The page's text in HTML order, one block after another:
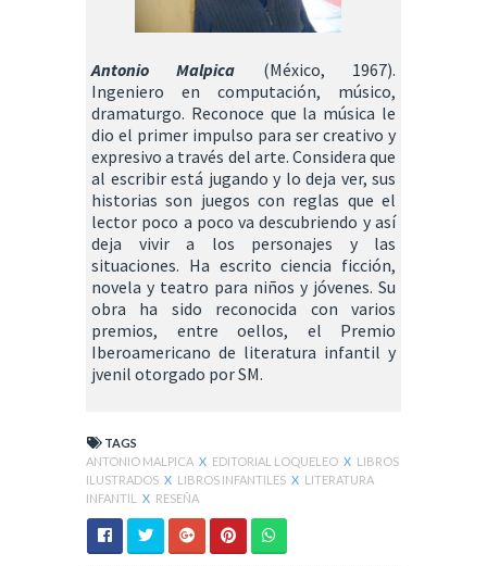
Antonio Malpica (México, 1967).
Ingeniero en computación, músico,
dramaturgo. Reconoce que la música le
dio el primer impulso para ser creativo y
expresivo a través del arte. Considera que
al escribir está jugando y lo deja ver, sus
historias son juegos con reglas que el
lector poco a poco va descubriendo y así
deja vivir a los personajes y las
situaciones. Ha escrito ciencia ficción,
novela y teatro para niños y jóvenes. Su
obra ha sido reconocida con varios
premios, entre oellos, el Premio
Iberoamericano de literatura infantil y
jvenil otorgado por SM.
TAGS
ANTONIO MALPICA X EDITORIAL LOQUELEO X LIBROS
ILUSTRADOS X LIBROS INFANTILES X LITERATURA
INFANTIL
X RESEÑA